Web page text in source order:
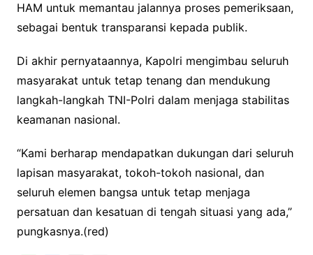
HAM untuk memantau jalannya proses pemeriksaan,
sebagai bentuk transparansi kepada publik.
Di akhir pernyataannya, Kapolri mengimbau seluruh
masyarakat untuk tetap tenang dan mendukung
langkah-langkah TNI-Polri dalam menjaga stabilitas
keamanan nasional.
“Kami berharap mendapatkan dukungan dari seluruh
lapisan masyarakat, tokoh-tokoh nasional, dan
seluruh elemen bangsa untuk tetap menjaga
persatuan dan kesatuan di tengah situasi yang ada,”
pungkasnya.(red)